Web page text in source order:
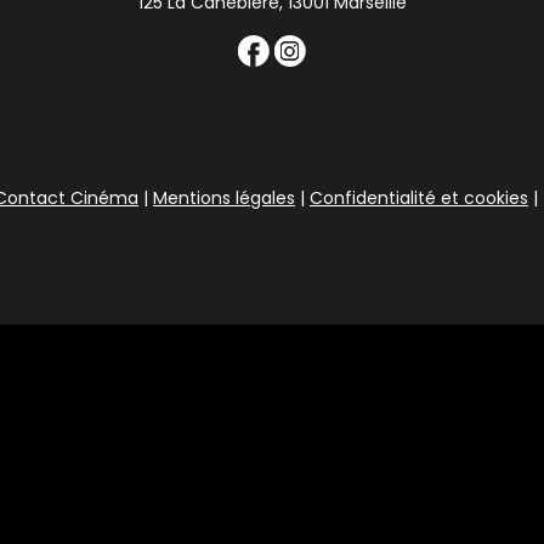
Cinéma | Mentions légales | Confidentialité et cookies |